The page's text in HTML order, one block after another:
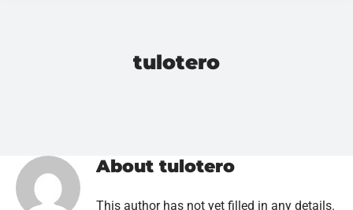
tulotero
About tulotero
This author has not yet filled in any details.